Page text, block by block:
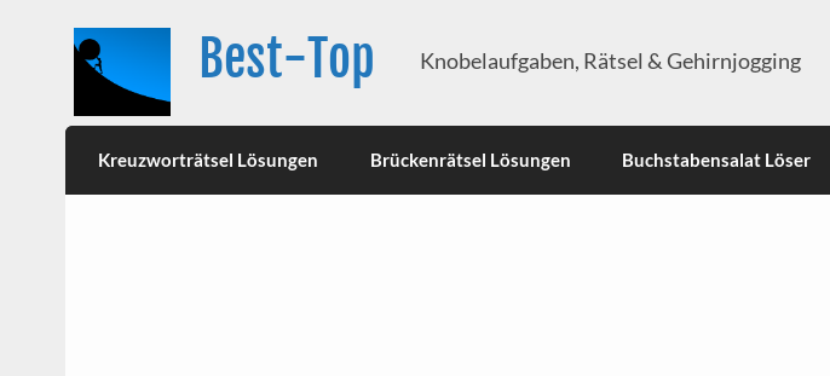
Best-Top Knobelaufgaben, Rätsel & Gehirnjogging
Kreuzworträtsel Lösungen Brückenrätsel Lösungen Buchstabensalat Löser